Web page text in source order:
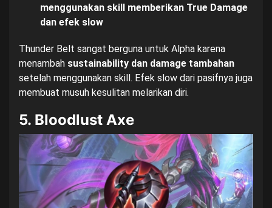
menggunakan skill memberikan True Damage
dan efek slow
Thunder Belt sangat berguna untuk Alpha karena
menambah sustainability dan damage tambahan
setelah menggunakan skill. Efek slow dari pasifnya juga
membuat musuh kesulitan melarikan diri.
5. Bloodlust Axe